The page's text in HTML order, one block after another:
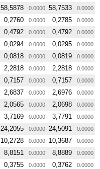
58,5878 0.0000 58,7533 0.0000
0,2760 0.0000 0,2785 0.0000
0,4792 0.0000 0,4792 0.0000
0,0294 0.0000 0,0295 0.0000
0,0818 0.0000 0,0819 0.0000
2,2818 0.0000 2,2818 0.0000
0,7157 0.0000 0,7157 0.0000
2,6837 0.0000 2,6976 0.0000
2,0565 0.0000 2,0698 0.0000
3,7169 0.0000 3,7791 0.0000
24,2055 0.0000 24,5091 0.0000
10,2728 0.0000 10,3687 0.0000
8,8151 0.0000 8,8889 0.0000
0,3755 0.0000 0,3762 0.0000